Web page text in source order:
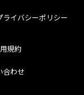
ライバシーポリシー
規約
合わせ